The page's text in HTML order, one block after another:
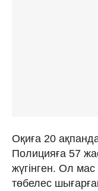
Оқиға 20
Полицияға 57
жүгінген. Ол
төбелес